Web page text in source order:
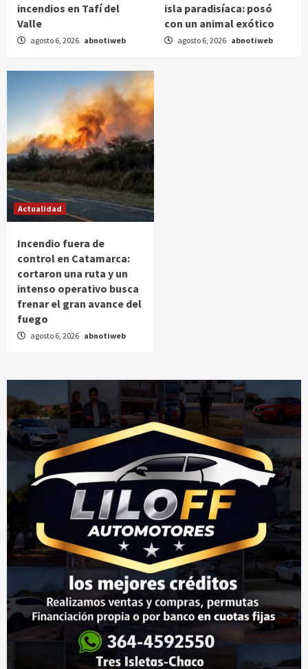
incendios en Tafí del
Valle
agosto 6, 2026 abnotiweb
isla paradisíaca: posó
con un animal exótico
agosto 6, 2026 abnotiweb
Actualidad
Incendio fuera de
control en Catamarca:
cortaron una ruta y un
intenso operativo busca
frenar el gran avance del
fuego
agosto 6, 2026 abnotiweb